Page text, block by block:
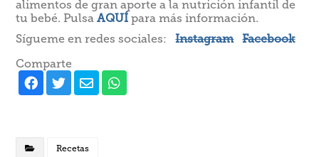
alimentos de gran aporte a la nutrición infantil de
tu bebé. PulsaAQUÍ para más información.
Sígueme en redes sociales:Instagram
Facebook
Comparte
Recetas